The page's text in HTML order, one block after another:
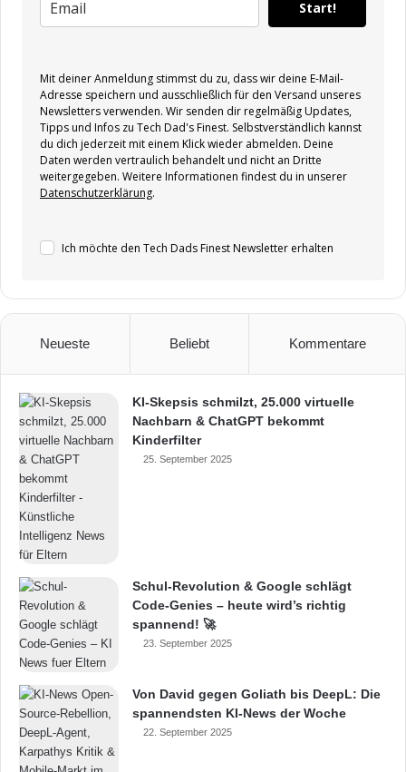
Start!
Mit deiner Anmeldung stimmst du zu, dass wir deine E-Mail-
Adresse speichern und ausschließlich für den Versand unseres
Newsletters verwenden. Wir senden dir regelmäßig Updates,
Tipps und Infos zu Tech Dad's Finest. Selbstverständlich kannst
du dich jederzeit mit einem Klick wieder abmelden. Deine
Daten werden vertraulich behandelt und nicht an Dritte
weitergegeben. Weitere Informationen findest du in unserer
Datenschutzerklärung.
Ich möchte den Tech Dads Finest Newsletter erhalten
Neueste Beliebt Kommentare
KI-Skepsis schmilzt, 25.000 virtuelle
Nachbarn & ChatGPT bekommt
Kinderfilter
25. September 2025
Schul-Revolution & Google schlägt
Code-Genies – heute wird’s richtig
spannend! 🚀
23. September 2025
Von David gegen Goliath bis DeepL: Die
spannendsten KI-News der Woche
22. September 2025